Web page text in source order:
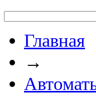
Главная
→